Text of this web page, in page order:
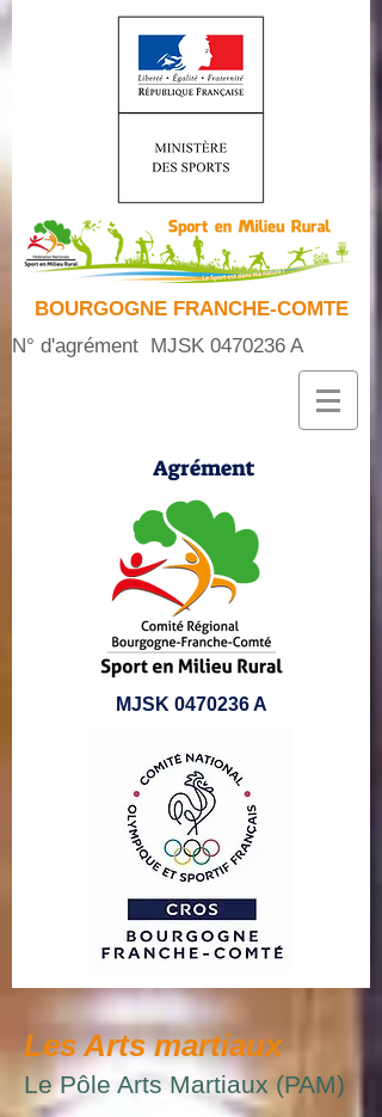
BOURGOGNE FRANCHE-COMTE
N° d'agrément MJSK 0470236 A
Agrément
MJSK 0470236A
Les Arts martiaux
Le Pôle Arts Martiaux (PAM)